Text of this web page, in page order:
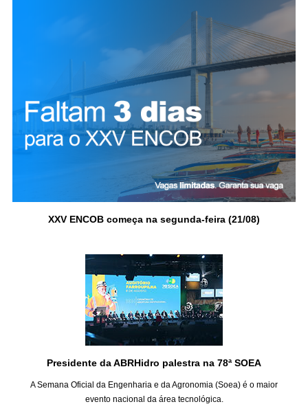
XXV ENCOB começa na segunda-feira (21/08)
Presidente da ABRHidro palestra na 78ª SOEA
A Semana Oficial da Engenharia e da Agronomia (Soea) é o maior
evento nacional da área tecnológica.